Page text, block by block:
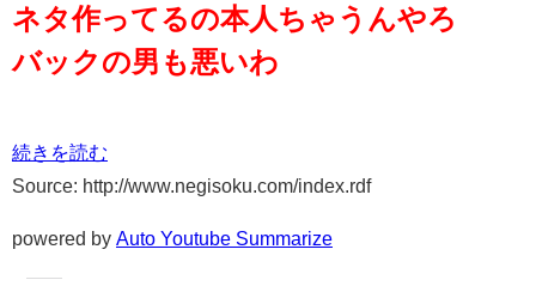
ネタ作ってるの本人ちゃうんやろ
バックの男も悪いわ
続きを読む
Source: http://www.negisoku.com/index.rdf
powered by Auto Youtube Summarize